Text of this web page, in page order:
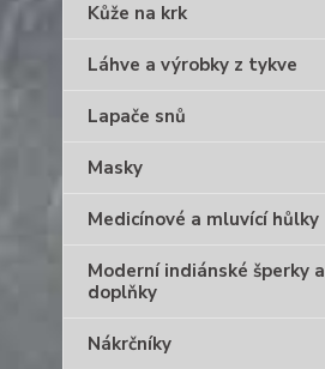
Kůže na krk
Láhve a výrobky z tykve
Lapače snů
Masky
Medicínové a mluvící hůlky
Moderní indiánské šperky a
doplňky
Nákrčníky